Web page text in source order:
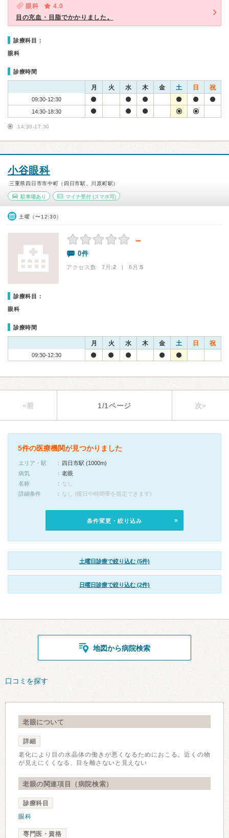
眼科
4.0
目の充血・目脂でかかりました。
診療科目：
眼科
診療時間
月 火 水 木 金 土 日 祝
09:30-12:30
14:30-18:30
14:30-17:30
小谷眼科
三重県四日市市中町（四日市駅、川原町駅）
駐車場あり マイナ受付(スマホ可)
土曜（〜12:30）
－
0件
アクセス数 7月:2 | 6月:5
診療科目：
眼科
診療時間
月 火 水 木 金 土 日 祝
09:30-12:30
«前 1/1ページ 次»
5件の医療機関が見つかりました
エリア・駅
四日市駅 (1000m)
病気
老眼
名称
なし
詳細条件
なし (曜日や時間帯を指定できます)
条件変更・絞り込み
土曜日診療で絞り込む (5件)
日曜日診療で絞り込む (2件)
地図から病院検索
口コミを探す
老眼について
詳細
老化により目の水晶体の働きが悪くなるためにおこる。近くの物
が見えにくくなる、目を離さないと見えない
老眼の関連項目（病院検索）
診療科目
眼科
専門医・資格